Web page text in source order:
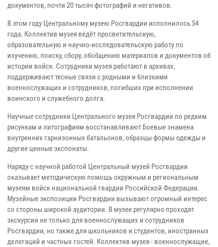
документов, почти 20 тысяч фотографий и негативов.
В этом году Центральному музею Росгвардии исполнилось 54
года. Коллектив музея ведёт просветительскую,
образовательную и научно-исследовательскую работу по
изучению, поиску, сбору, обобщению материалов и документов об
истории войск. Сотрудники музея работают в архивах,
поддерживают тесные связи с родными и близкими
военнослужащих и сотрудников, погибших при исполнении
воинского и служебного долга.
Научные сотрудники Центрального музея Росгвардии по редким
рисункам и литографиям восстанавливают Боевые знамена
внутренних гарнизонных батальонов, образцы формы одежды и
другие ценные экспонаты.
Наряду с научной работой Центральный музей Росгвардии
оказывает методическую помощь окружным и региональным
музеям войск национальной гвардии Российской Федерации.
Музейные экспозиции Росгвардии вызывают огромный интерес
со стороны широкой аудитории. В музее регулярно проходят
экскурсии не только для военнослужащих и сотрудников
Росгвардии, но также для школьников и студентов, иностранных
делегаций и частных гостей. Коллектив музея - военнослужащие,